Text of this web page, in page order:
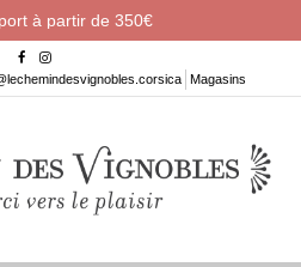
à partir de 350€
Magasins